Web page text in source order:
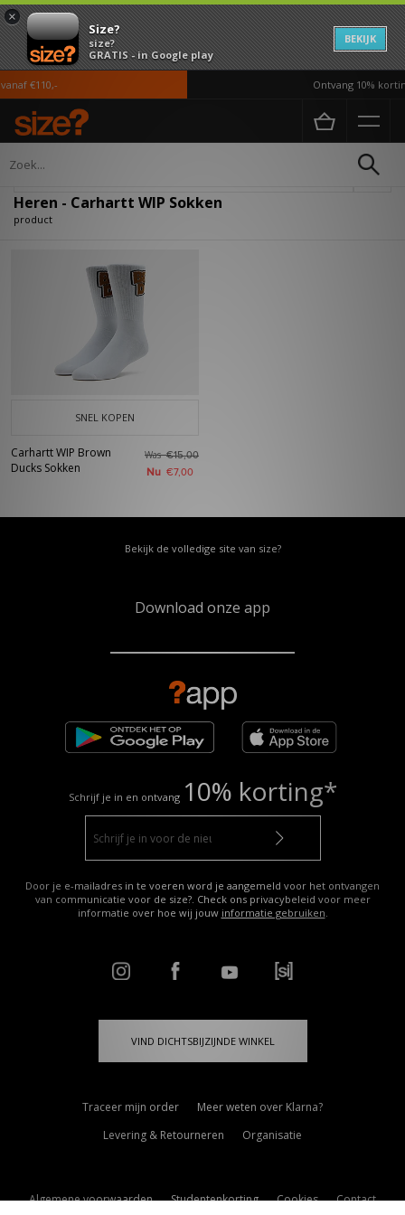
×
Size?
size?
GRATIS - in Google play
BEKIJK
€110,- Ontvang 10%
Home Heren
Heren - Carhartt WIP Sokken
product
SNEL KOPEN
Carhartt WIP Brown
Ducks Sokken
Was€15,00
Nu €7,00
Bekijk de volledige site van size?
Download onze app
Schrijf je in en ontvang 10% korting*
Door je e-mailadres in te voeren word je aangemeld voor het ontvangen
van communicatie voor de size?. Check ons privacybeleid voor meer
informatie over hoe wij jouw informatie gebruiken.
VIND DICHTSBIJZIJNDE WINKEL
Traceer mijn order
Meer weten over Klarna?
Levering & Retourneren
Organisatie
Algemene voorwaarden Studentenkorting Cookies Contact